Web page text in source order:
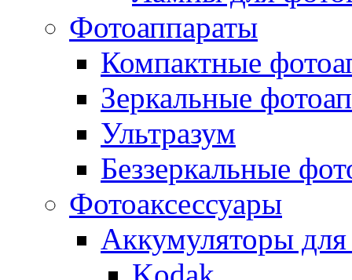
Фотоаппараты
Компактные
Зеркальные
Ультразум
Беззеркальные
Фотоаксессуары
Аккумуляторы для